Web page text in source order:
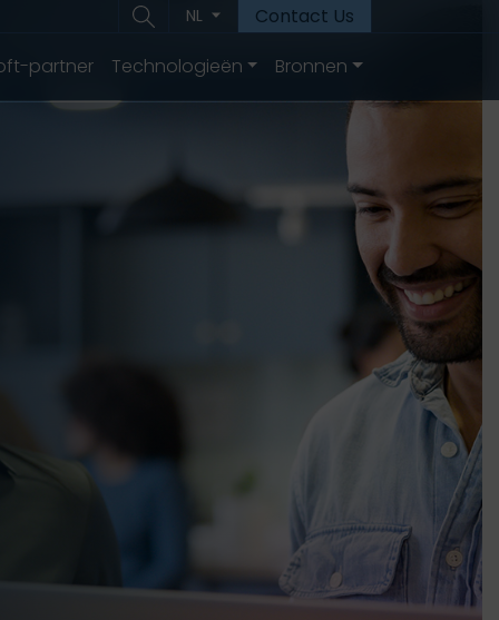
NL
Contact Us
partner Technologieën Bronnen